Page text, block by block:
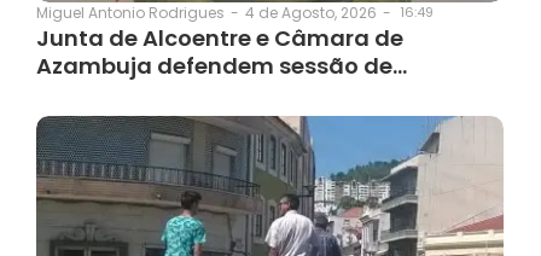
Miguel Antonio Rodrigues - 4 de Agosto, 2026 - 16:49
Junta de Alcoentre e Câmara de
Azambuja defendem sessão de…